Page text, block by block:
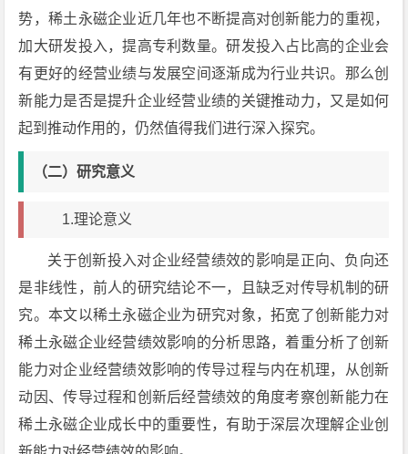
势，稀土永磁企业近几年也不断提高对创新能力的重视，
加大研发投入，提高专利数量。研发投入占比高的企业会
有更好的经营业绩与发展空间逐渐成为行业共识。那么创
新能力是否是提升企业经营业绩的关键推动力，又是如何
起到推动作用的，仍然值得我们进行深入探究。
（二）研究意义
1.理论意义
关于创新投入对企业经营绩效的影响是正向、负向还
是非线性，前人的研究结论不一，且缺乏对传导机制的研
究。本文以稀土永磁企业为研究对象，拓宽了创新能力对
稀土永磁企业经营绩效影响的分析思路，着重分析了创新
能力对企业经营绩效影响的传导过程与内在机理，从创新
动因、传导过程和创新后经营绩效的角度考察创新能力在
稀土永磁企业成长中的重要性，有助于深层次理解企业创